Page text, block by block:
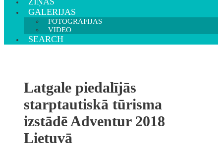
GALERIJAS
FOTOGRĀFIJAS
VIDEO
SEARCH
Latgale piedalījās
starptautiskā tūrisma
izstādē Adventur 2018
Lietuvā